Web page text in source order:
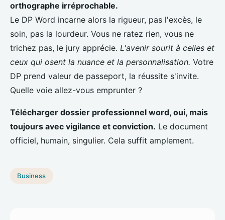
orthographe irréprochable.
Le DP Word incarne alors la rigueur, pas l'excès, le
soin, pas la lourdeur. Vous ne ratez rien, vous ne
trichez pas, le jury apprécie. L'avenir sourit à celles et
ceux qui osent la nuance et la personnalisation. Votre
DP prend valeur de passeport, la réussite s'invite.
Quelle voie allez-vous emprunter ?
Télécharger dossier professionnel word, oui, mais
toujours avec vigilance et conviction. Le document
officiel, humain, singulier. Cela suffit amplement.
Business